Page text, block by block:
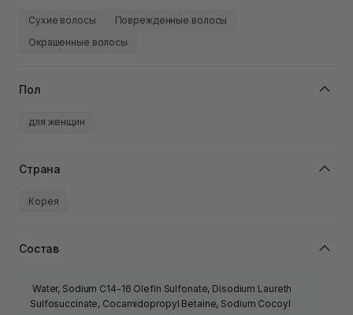
Сухие волосы
Поврежденные волосы
Окрашенные волосы
Пол
для женщин
Страна
Корея
Состав
Water, Sodium C14-16 Olefin Sulfonate, Disodium Laureth
Sulfosuccinate, Cocamidopropyl Betaine, Sodium Cocoyl